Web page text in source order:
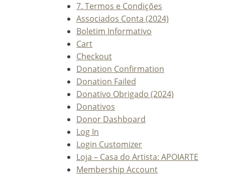
7. Termos e Condições
Associados Conta (2024)
Boletim Informativo
Cart
Checkout
Donation Confirmation
Donation Failed
Donativo Obrigado (2024)
Donativos
Donor Dashboard
Log In
Login Customizer
Loja – Casa do Artista: APOIARTE
Membership Account